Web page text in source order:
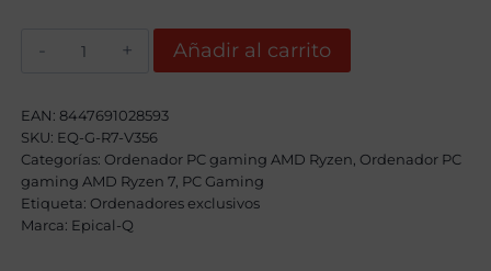
Ryzen
7
7800X3D,
32GB,
1TB
SSD
NVME,
RTX
Añadir al carrito
EAN:8447691028593
SKU: EQ-G-R7-V356
Categorías: Ordenador PC gaming AMD Ryzen Ordenador PC
gaming AMD Ryzen 7 PC Gaming
Etiqueta: Ordenadores exclusivos
Marca: Epical-Q